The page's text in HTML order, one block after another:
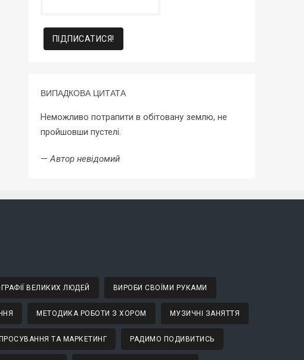
ВИПАДКОВА ЦИТАТА
Неможливо потрапити в обітовану землю, не
пройшовши пустелі.
—Автор невідомий
ВЕЛИКИХ ЛЮДЕЙ ВИРОБИ СВОЇМИ РУКАМИ
МЕТОДИКА РОБОТИ З ХОРОМ МУЗИЧНІ ЗАНЯТТЯ
ПРОСУВАННЯ ТА МАРКЕТИНГ РАДИМО ПОДИВИТИСЬ